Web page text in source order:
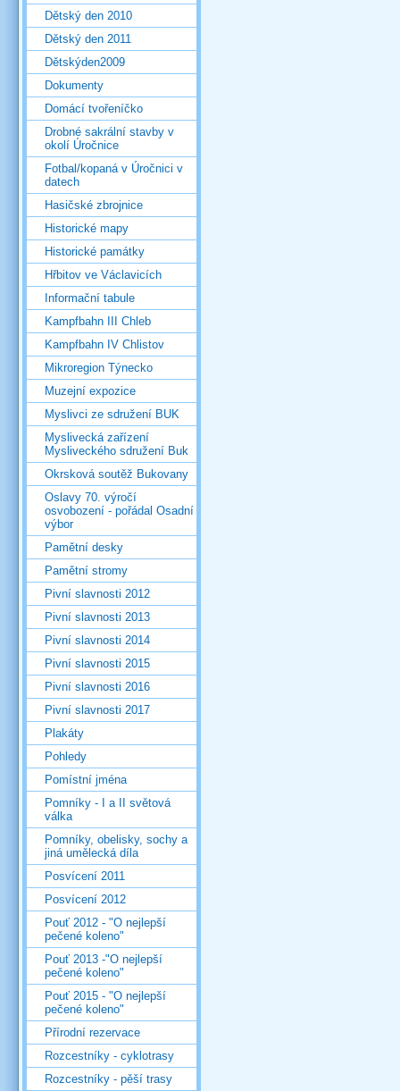
Dětský den 2010
Dětský den 2011
Dětskýden2009
Dokumenty
Domácí tvořeníčko
Drobné sakrální stavby v
okolí Úročnice
Fotbal/kopaná v Úročnici v
datech
Hasičské zbrojnice
Historické mapy
Historické památky
Hřbitov ve Václavicích
Informační tabule
Kampfbahn III Chleb
Kampfbahn IV Chlistov
Mikroregion Týnecko
Muzejní expozice
Myslivci ze sdružení BUK
Myslivecká zařízení
Mysliveckého sdružení Buk
Okrsková soutěž Bukovany
Oslavy 70. výročí
osvobození - pořádal Osadní
výbor
Pamětní desky
Pamětní stromy
Pivní slavnosti 2012
Pivní slavnosti 2013
Pivní slavnosti 2014
Pivní slavnosti 2015
Pivní slavnosti 2016
Pivní slavnosti 2017
Plakáty
Pohledy
Pomístní jména
Pomníky - I a II světová
válka
Pomníky, obelisky, sochy a
jiná umělecká díla
Posvícení 2011
Posvícení 2012
Pouť 2012 - "O nejlepší
pečené koleno"
Pouť 2013 -"O nejlepší
pečené koleno"
Pouť 2015 - "O nejlepší
pečené koleno"
Přírodní rezervace
Rozcestníky - cyklotrasy
Rozcestníky - pěší trasy